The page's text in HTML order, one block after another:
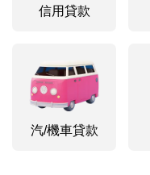
信用貸款
汽/機車貸款